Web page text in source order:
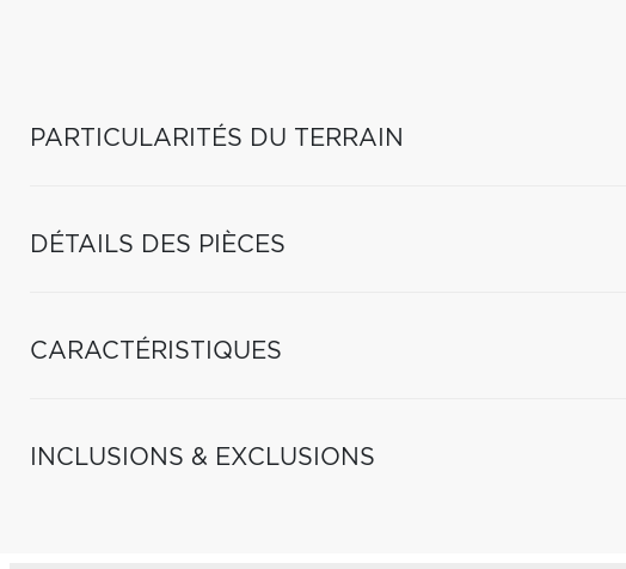
PARTICULARITÉS DU TERRAIN
DÉTAILS DES PIÈCES
CARACTÉRISTIQUES
INCLUSIONS & EXCLUSIONS